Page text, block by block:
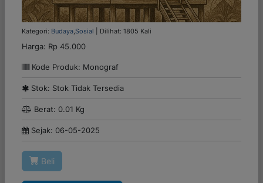
Kategori: Budaya Sosial | Dilihat: 1805 Kali
Harga: Rp 45.000
Kode Produk: Monograf
Stok: Stok Tidak Tersedia
Berat: 0.01 Kg
Sejak: 06-05-2025
Beli